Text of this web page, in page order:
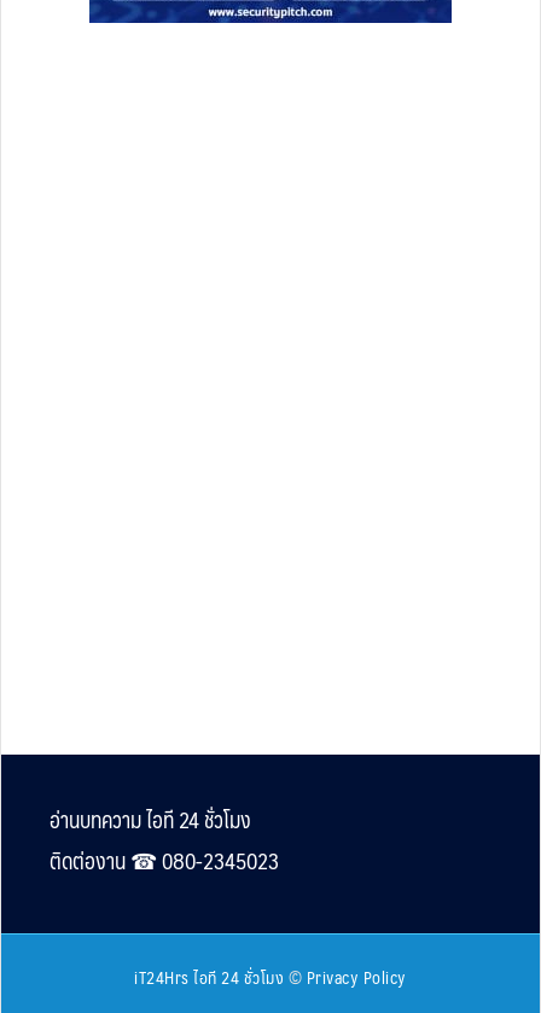
Footer
อ่านบทความ ไอที 24 ชั่วโมง
ติดต่องาน ☎︎ 080-2345023
iT24Hrs ไอที 24 ชั่วโมง © Privacy Policy